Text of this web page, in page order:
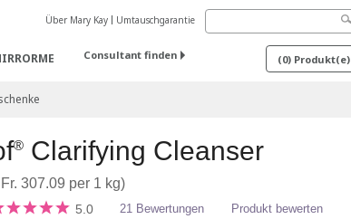
Über Mary Kay Umtauschgarantie
Consultant finden (0) Produkt(e)
® Clarifying Cleanser
307.09 per 1 kg)
5.0 21 Bewertungen Produkt bewerten